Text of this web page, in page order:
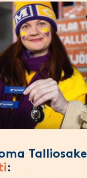
Talliosake
: